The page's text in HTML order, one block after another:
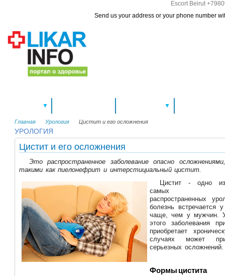
Escort Beirut
Send us your address or your phone number
▼ ▼
Главная Урология Цистит и его осложнения
УРОЛОГИЯ
Цистит и его осложнения
Это распространенное заболевание опасно осложнениями,
такими как пиелонефрит и интерстициальный цистит.
Цистит - одно из
самых
распространенных
болезнь
чаще, чем у мужчин.
этого заболевания
приобретает
случаях может
серьезных осложнений.
Формы цистита